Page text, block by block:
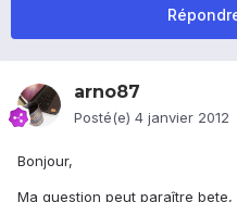
arno87
Posté(e) 4 janvier 2012
Bonjour,
Ma question peut paraître